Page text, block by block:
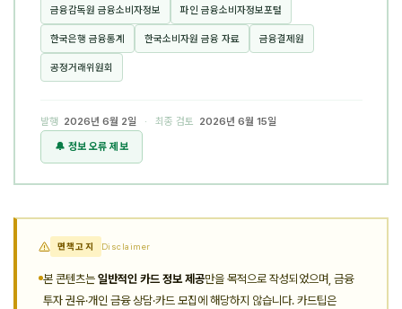
금융감독원 금융소비자정보 파인 금융소비자정보포털
한국은행 금융통계 한국소비자원 금융 자료 금융결제원
공정거래위원회
발행 2026년 6월 2일 · 최종 검토 2026년 6월 15일
🔔 정보 오류 제보
면책고지 Disclaimer
본 콘텐츠는 일반적인 카드 정보 제공만을 목적으로 작성되었으며, 금융
투자 권유·개인 금융 상담·카드 모집에 해당하지 않습니다. 카드팁은